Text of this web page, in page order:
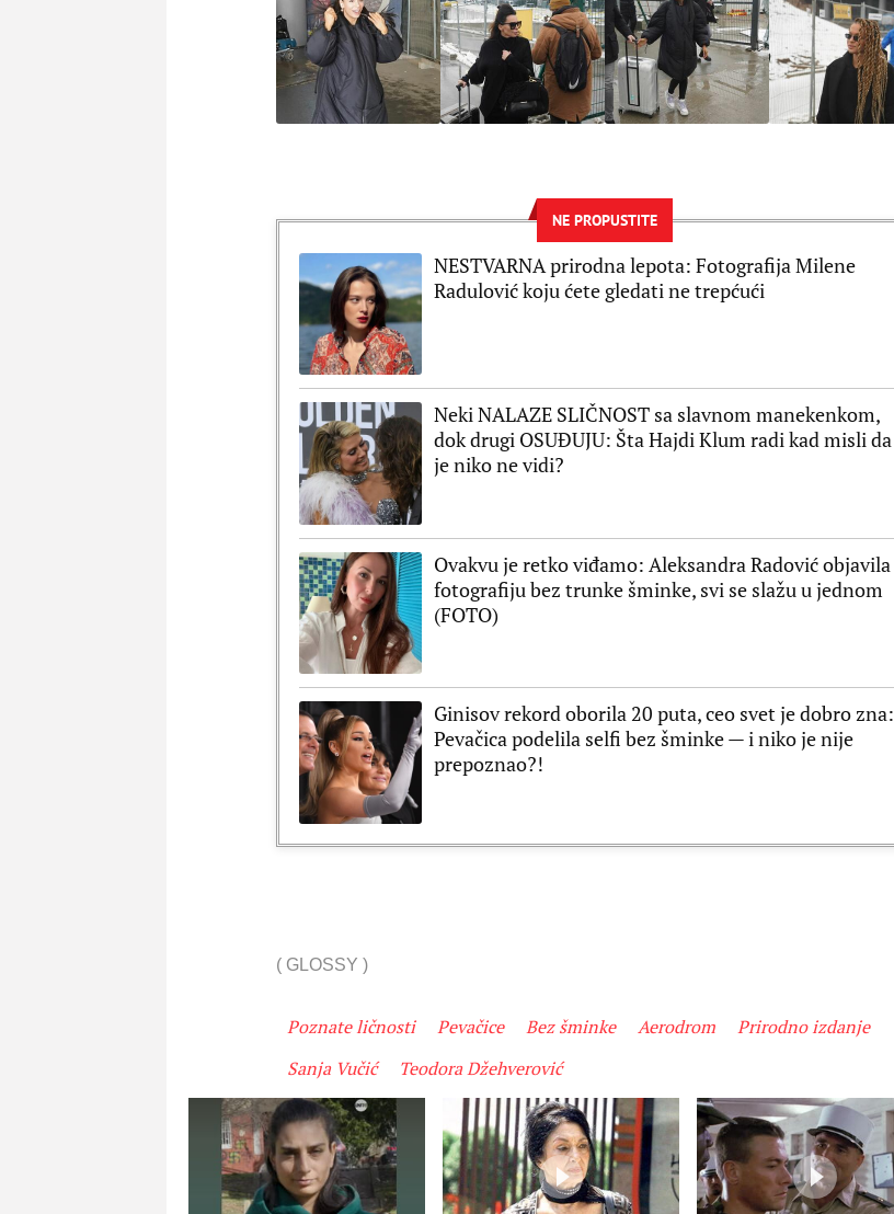
NE PROPUSTITE
NESTVARNA prirodna lepota: Fotografija Milene
Radulović koju ćete gledati ne trepćući
Neki NALAZE SLIČNOST sa slavnom manekenkom,
dok drugi OSUĐUJU: Šta Hajdi Klum radi kad misli da
je niko ne vidi?
Ovakvu je retko viđamo: Aleksandra Radović objavila
fotografiju bez trunke šminke, svi se slažu u jednom
(FOTO)
Ginisov rekord oborila 20 puta, ceo svet je dobro zna:
Pevačica podelila selfi bez šminke — i niko je nije
prepoznao?!
( GLOSSY )
Poznate ličnosti Pevačice Bez šminke Aerodrom
Prirodno izdanje
Sanja Vučić
Teodora Džehverović